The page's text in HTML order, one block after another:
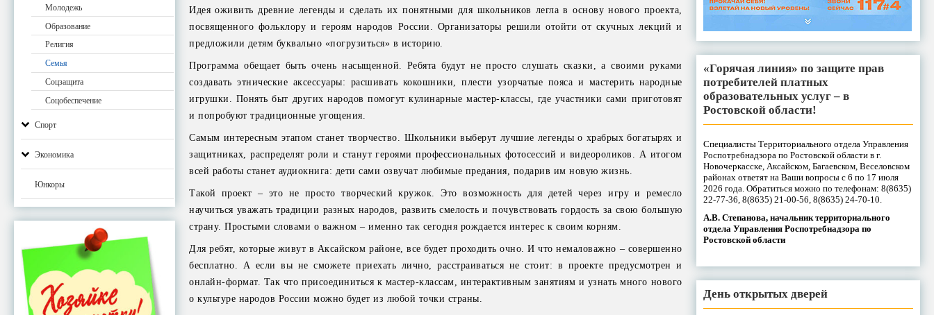
Молодежь
Образование
Религия
Семья
Соцзащита
Соцобеспечение
Спорт
Экономика
Юнкоры
Идея оживить древние легенды и сделать их понятными для школьников легла в основу нового проекта,
посвященного фольклору и героям народов России. Организаторы решили отойти от скучных лекций и
предложили детям буквально «погрузиться» в историю.
Программа обещает быть очень насыщенной. Ребята будут не просто слушать сказки, а своими руками
создавать этнические аксессуары: расшивать кокошники, плести узорчатые пояса и мастерить народные
игрушки. Понять быт других народов помогут кулинарные мастер-классы, где участники сами приготовят
и попробуют традиционные угощения.
Самым интересным этапом станет творчество. Школьники выберут лучшие легенды о храбрых богатырях и
защитниках, распределят роли и станут героями профессиональных фотосессий и видеороликов. А итогом
всей работы станет аудиокнига: дети сами озвучат любимые предания, подарив им новую жизнь.
Такой проект – это не просто творческий кружок. Это возможность для детей через игру и ремесло
научиться уважать традиции разных народов, развить смелость и почувствовать гордость за свою большую
страну. Простыми словами о важном – именно так сегодня рождается интерес к своим корням.
Для ребят, которые живут в Аксайском районе, все будет проходить очно. И что немаловажно – совершенно
бесплатно. А если вы не сможете приехать лично, расстраиваться не стоит: в проекте предусмотрен и
онлайн-формат. Так что присоединиться к мастер-классам, интерактивным занятиям и узнать много нового
о культуре народов России можно будет из любой точки страны.
«Горячая линия» по защите прав
потребителей платных
образовательных услуг – в
Ростовской области!
Специалисты Территориального отдела Управления
Роспотребнадзора по Ростовской области в г.
Новочеркасске, Аксайском, Багаевском, Веселовском
районах ответят на Ваши вопросы с 6 по 17 июля
2026 года. Обратиться можно по телефонам: 8(8635)
22-77-36, 8(8635) 21-00-56, 8(8635) 24-70-10.
А.В. Степанова, начальник территориального
отдела Управления Роспотребнадзора по
Ростовской области
День открытых дверей